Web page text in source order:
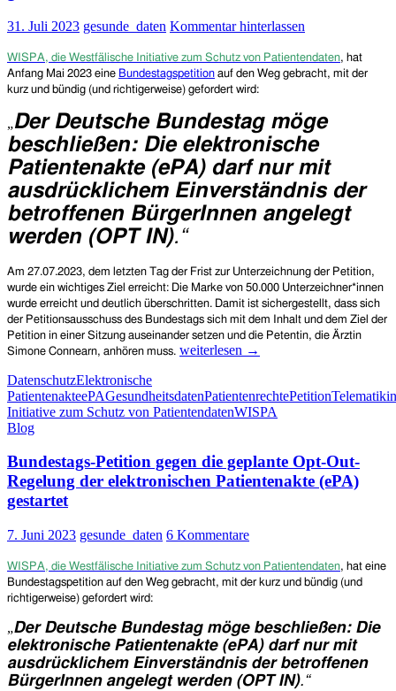
Bundestags
9.
Oktober
31. Juli 2023 gesunde_daten Kommentar hinterlassen
WISPA, die Westfälische Initiative zum Schutz von Patientendaten, hat
Anfang Mai 2023 eine Bundestagspetition auf den Weg gebracht, mit der
kurz und bündig (und richtigerweise) gefordert wird:
„Der Deutsche Bundestag möge
beschließen: Die elektronische
Patientenakte (ePA) darf nur mit
ausdrücklichem Einverständnis der
betroffenen BürgerInnen angelegt
werden (OPT IN).“
Am 27.07.2023, dem letzten Tag der Frist zur Unterzeichnung der Petition,
wurde ein wichtiges Ziel erreicht: Die Marke von 50.000 Unterzeichner*innen
wurde erreicht und deutlich überschritten. Damit ist sichergestellt, dass sich
der Petitionsausschuss des Bundestags sich mit dem Inhalt und dem Ziel der
Petition in einer Sitzung auseinander setzen und die Petentin, die Ärztin
Simone Connearn, anhören muss. Ein
Die
Bundestags-
die
Zwangseinführung
der
(ePA)
mit
ca.
Unterschriften
das
Quorum
geschafft!
weiterlesen →
DatenschutzElektronische
PatientenakteePAGesundheitsdatenPatientenrechtePetition
Initiative zum Schutz von PatientendatenWISPA
Blog
Bundestags-Petition gegen die geplante Opt-Out-
Regelung der elektronischen Patientenakte (ePA)
gestartet
7. Juni 2023 gesunde_daten 6 Kommentare
WISPA, die Westfälische Initiative zum Schutz von Patientendaten, hat eine
Bundestagspetition auf den Weg gebracht, mit der kurz und bündig (und
richtigerweise) gefordert wird:
„Der Deutsche Bundestag möge beschließen: Die
elektronische Patientenakte (ePA) darf nur mit
ausdrücklichem Einverständnis der betroffenen
BürgerInnen angelegt werden (OPT IN).“